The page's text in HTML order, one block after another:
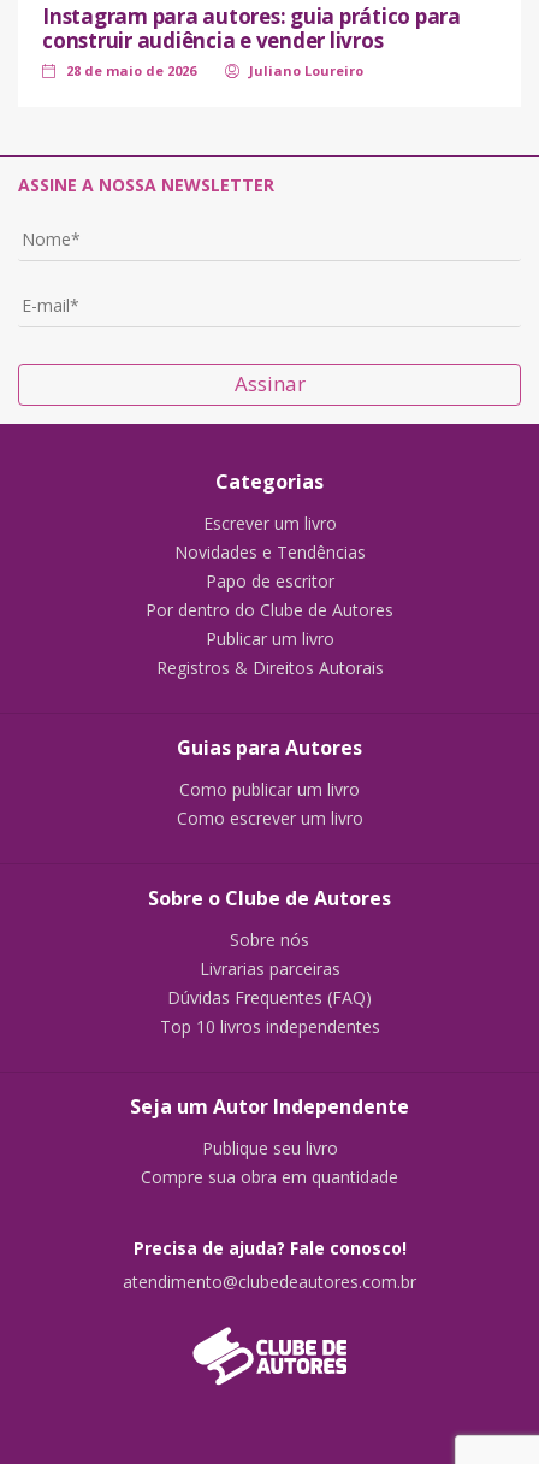
Instagram para autores: guia prático para
construir audiência e vender livros
28 de maio de 2026 Juliano Loureiro
ASSINE A NOSSA NEWSLETTER
Assinar
Categorias
Escrever um livro
Novidades e Tendências
Papo de escritor
Por dentro do Clube de Autores
Publicar um livro
Registros & Direitos Autorais
Guias para Autores
Como publicar um livro
Como escrever um livro
Sobre o Clube de Autores
Sobre nós
Livrarias parceiras
Dúvidas Frequentes (FAQ)
Top 10 livros independentes
Seja um Autor Independente
Publique seu livro
Compre sua obra em quantidade
Precisa de ajuda? Fale conosco!
atendimento@clubedeautores.com.br